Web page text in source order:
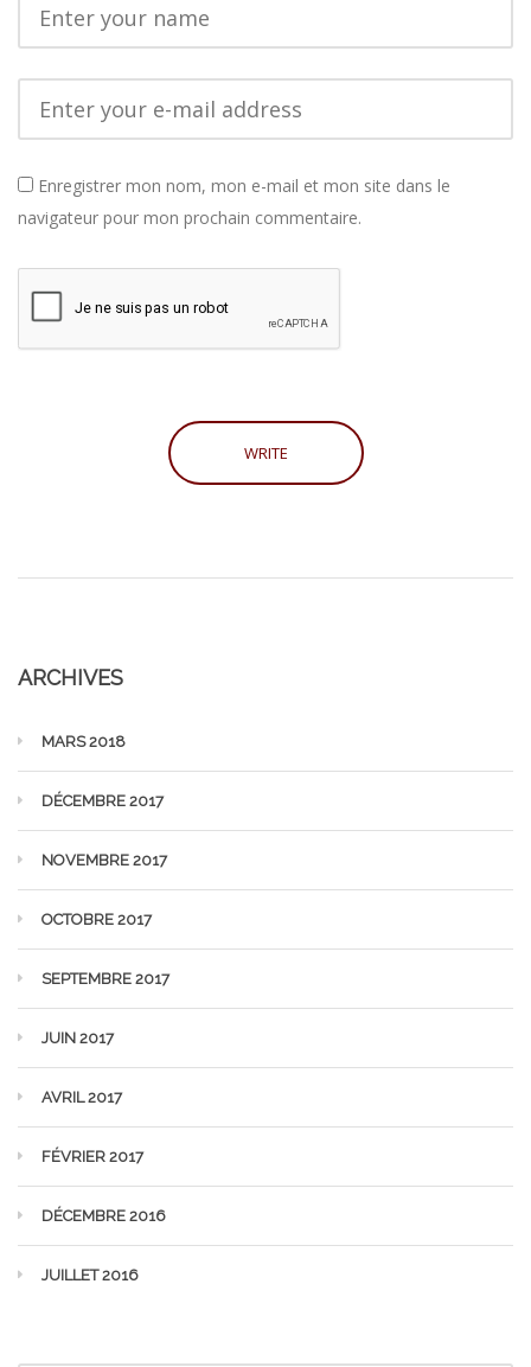
Enregistrer mon nom, mon e-mail et mon site dans le
navigateur pour mon prochain commentaire.
ARCHIVES
MARS 2018
DÉCEMBRE 2017
NOVEMBRE 2017
OCTOBRE 2017
SEPTEMBRE 2017
JUIN 2017
AVRIL 2017
FÉVRIER 2017
DÉCEMBRE 2016
JUILLET 2016